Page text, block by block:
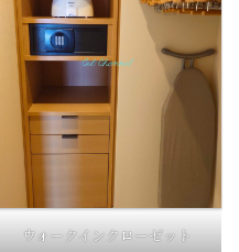
ウォークインクローゼット